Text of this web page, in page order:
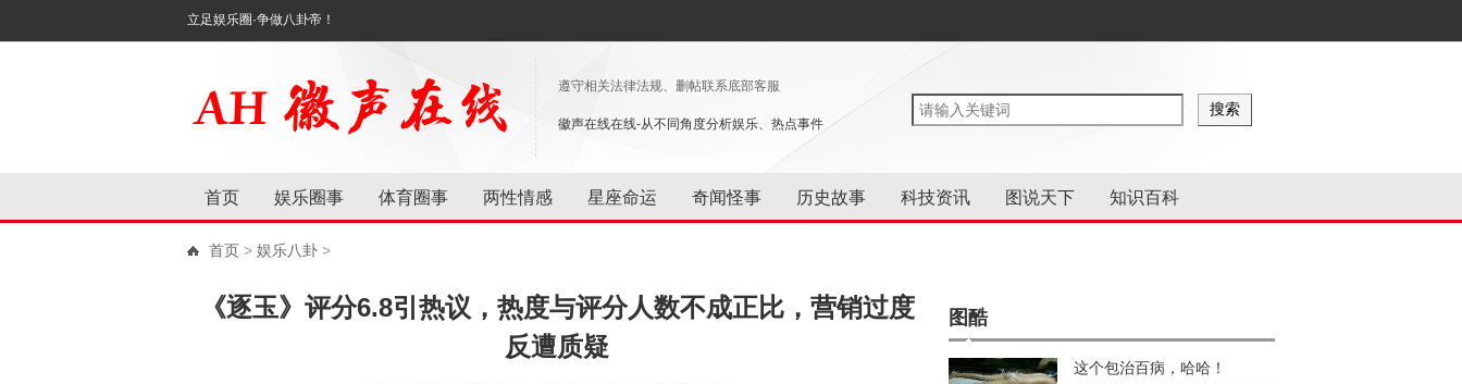
立足娱乐圈·争做八卦帝！
遵守相关法律法规、删帖联系底部客服
徽声在线在线-从不同角度分析娱乐、热点事件
首页 娱乐圈事 体育圈事 两性情感 星座命运 奇闻怪事 历史故事 科技资讯 图说天下 知识百科
首页 > 娱乐八卦 >
《逐玉》评分6.8引热议，热度与评分人数不成正比，营销过度
反遭质疑
图酷
这个包治百病，哈哈！